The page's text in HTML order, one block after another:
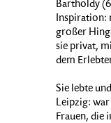
Bartholdy
Inspiration:
großer
sie privat,
dem
Sie lebte
Leipzig:
Frauen, die